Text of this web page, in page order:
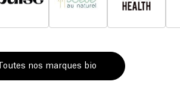
Toutes nos marques bio